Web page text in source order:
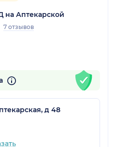
на Аптекарской
7 отзывов
д 48